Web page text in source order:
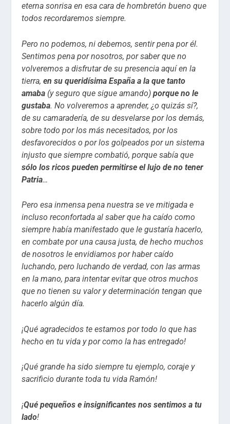
eterna sonrisa en esa cara de hombretón bueno que
todos recordaremos siempre.
Pero no podemos, ni debemos, sentir pena por él.
Sentimos pena por nosotros, por saber que no
volveremos a disfrutar de su presencia aquí en la
tierra,en su queridísima España a la que tanto
amaba (y seguro que sigue amando)porque no le
gustaba. No volveremos a aprender, ¿o quizás sí?,
de su camaradería, de su desvelarse por los demás,
sobre todo por los más necesitados, por los
desfavorecidos o por los golpeados por un sistema
injusto que siempre combatió, porque sabía que
sólo los ricos pueden permitirse el lujo de no tener
Patria…
Pero esa inmensa pena nuestra se ve mitigada e
incluso reconfortada al saber que ha caído como
siempre había manifestado que le gustaría hacerlo,
en combate por una causa justa, de hecho muchos
de nosotros le envidiamos por haber caído
luchando, pero luchando de verdad, con las armas
en la mano, para intentar evitar que otros muchos
que no tienen su valor y determinación tengan que
hacerlo algún día.
¡Qué agradecidos te estamos por todo lo que has
hecho en tu vida y por como la has entregado!
¡Qué grande ha sido siempre tu ejemplo, coraje y
sacrificio durante toda tu vida Ramón!
¡Qué pequeños e insignificantes nos sentimos a tu
lado!